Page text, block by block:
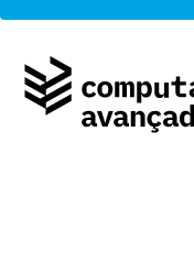
conteúdo